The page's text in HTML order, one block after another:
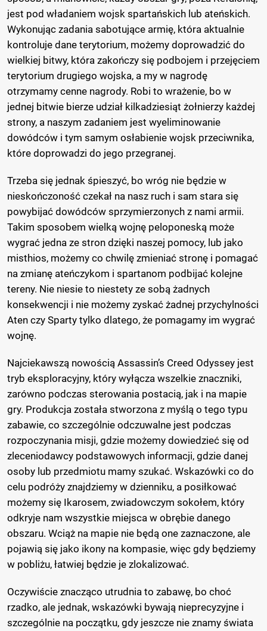
jest pod władaniem wojsk spartańskich lub ateńskich.
Wykonując zadania sabotujące armię, która aktualnie
kontroluje dane terytorium, możemy doprowadzić do
wielkiej bitwy, która zakończy się podbojem i przejęciem
terytorium drugiego wojska, a my w nagrodę
otrzymamy cenne nagrody. Robi to wrażenie, bo w
jednej bitwie bierze udział kilkadziesiąt żołnierzy każdej
strony, a naszym zadaniem jest wyeliminowanie
dowódców i tym samym osłabienie wojsk przeciwnika,
które doprowadzi do jego przegranej.
Trzeba się jednak śpieszyć, bo wróg nie będzie w
nieskończoność czekał na nasz ruch i sam stara się
powybijać dowódców sprzymierzonych z nami armii.
Takim sposobem wielką wojnę peloponeską może
wygrać jedna ze stron dzięki naszej pomocy, lub jako
misthios, możemy co chwilę zmieniać stronę i pomagać
na zmianę ateńczykom i spartanom podbijać kolejne
tereny. Nie niesie to niestety ze sobą żadnych
konsekwencji i nie możemy zyskać żadnej przychylności
Aten czy Sparty tylko dlatego, że pomagamy im wygrać
wojnę.
Najciekawszą nowością Assassin’s Creed Odyssey jest
tryb eksploracyjny, który wyłącza wszelkie znaczniki,
zarówno podczas sterowania postacią, jak i na mapie
gry. Produkcja została stworzona z myślą o tego typu
zabawie, co szczególnie odczuwalne jest podczas
rozpoczynania misji, gdzie możemy dowiedzieć się od
zleceniodawcy podstawowych informacji, gdzie danej
osoby lub przedmiotu mamy szukać. Wskazówki co do
celu podróży znajdziemy w dzienniku, a posiłkować
możemy się Ikarosem, zwiadowczym sokołem, który
odkryje nam wszystkie miejsca w obrębie danego
obszaru. Wciąż na mapie nie będą one zaznaczone, ale
pojawią się jako ikony na kompasie, więc gdy będziemy
w pobliżu, łatwiej będzie je zlokalizować.
Oczywiście znacząco utrudnia to zabawę, bo choć
rzadko, ale jednak, wskazówki bywają nieprecyzyjne i
szczególnie na początku, gdy jeszcze nie znamy świata